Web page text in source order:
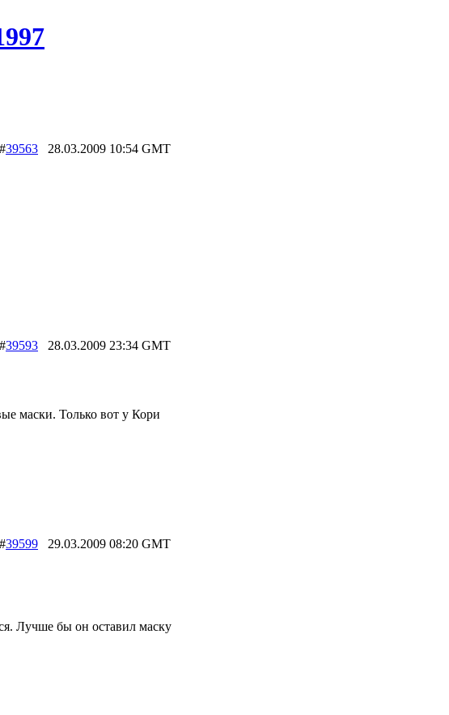
#39563 28.03.2009 10:54 GMT
#39593 28.03.2009 23:34 GMT
маски. Только вот у Кори
#39599 29.03.2009 08:20 GMT
Лучше бы он оставил маску